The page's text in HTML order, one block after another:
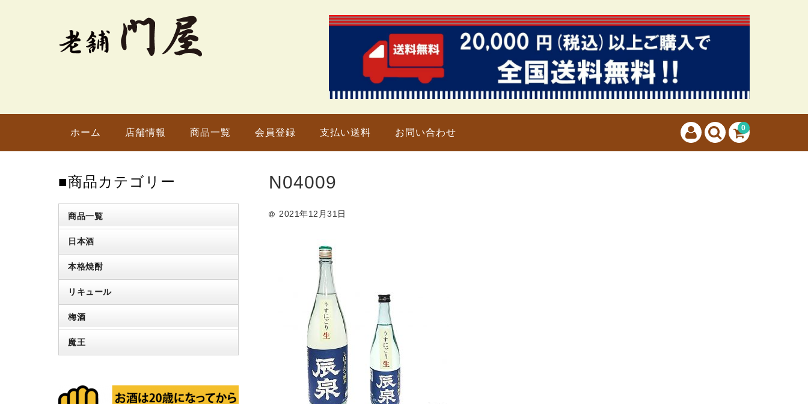
0
只今、カートに商品はございません。
ホーム 店舗情報 商品一覧 会員登録 支払い送料 お問い合わせ
N04009
2021年12月31日
■商品カテゴリー
商品一覧
日本酒
本格焼酎
リキュール
梅酒
魔王